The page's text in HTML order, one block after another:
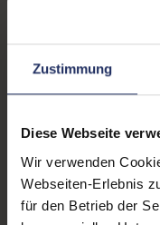
Zustimmung
Diese Webseite
Wir verwenden
Webseiten-Erlebnis
für den Betrieb der
Displayauflösung:
Tastaturlayout:
Onboard-Grafik:
Fingerprintreader: